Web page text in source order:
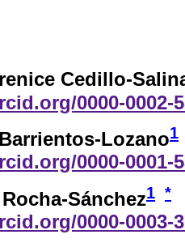
Cedillo-
0000-0002-
Lozano1
0000-0001-
Sánchez1 *
0000-0003-